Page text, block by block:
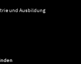
und Ausbildung